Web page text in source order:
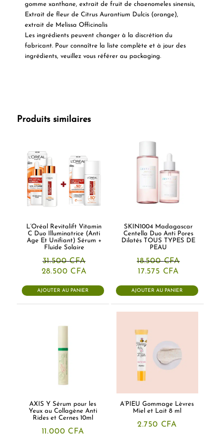
gomme xanthane, extrait de fruit de chaenomeles sinensis,
Extrait de fleur de Citrus Aurantium Dulcis (orange),
extrait de Melissa Officinalis
Les ingrédients peuvent changer à la discrétion du
fabricant. Pour connaître la liste complète et à jour des
ingrédients, veuillez vous référer au packaging.
Produits similaires
L’Oréal Revitalift Vitamin
C Duo Illuminatrice (Anti
Age Et Unifiant) Sérum +
Fluide Solaire
31.500CFA
Le
initial
était :
31.500 CFA.
28.500 CFA
actuel
est :
28.500 CFA.
AJOUTER AU PANIER
SKIN1004 Madagascar
Centella Duo Anti Pores
Dilatés TOUS TYPES DE
PEAU
18.500CFA
Le
initial
était :
18.500 CFA.
17.575 CFA
actuel
est :
17.575 CFA.
AJOUTER AU PANIER
AXIS Y Sérum pour les
Yeux au Collagène Anti
Rides et Cernes 10ml
11.000 CFA
A’PIEU Gommage Lèvres
Miel et Lait 8 ml
2.750 CFA